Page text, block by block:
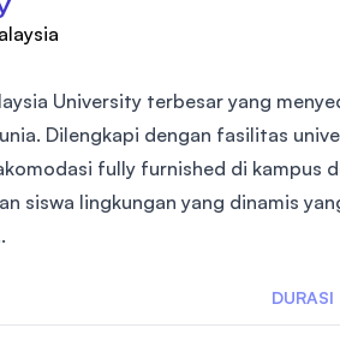
University terbesar yang
Dilengkapi dengan fasilitas
fully furnished di kampus
siswa lingkungan yang dinamis
DURASI